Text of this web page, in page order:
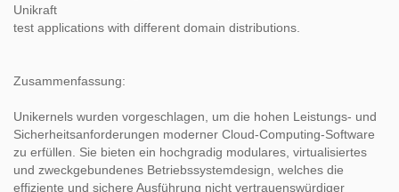
Unikraft
test applications with different domain distributions.
Zusammenfassung:
Unikernels wurden vorgeschlagen, um die hohen Leistungs- und
Sicherheitsanforderungen moderner Cloud-Computing-Software
zu erfüllen. Sie bieten ein hochgradig modulares, virtualisiertes
und zweckgebundenes Betriebssystemdesign, welches die
effiziente und sichere Ausführung nicht vertrauenswürdiger